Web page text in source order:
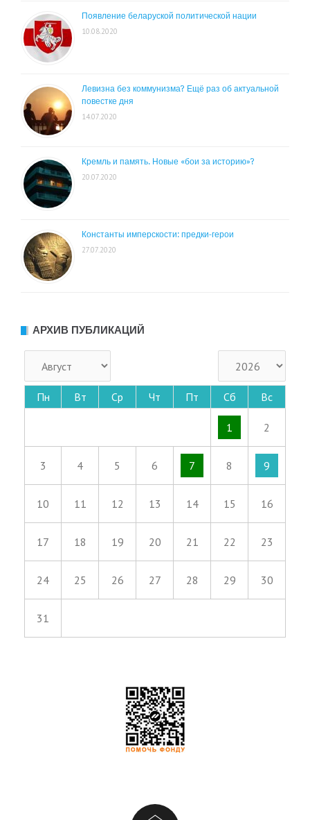
Появление беларуской политической нации
10.08.2020
Левизна без коммунизма? Ещё раз об актуальной
повестке дня
14.07.2020
Кремль и память. Новые «бои за историю»?
20.07.2020
Константы имперскости: предки-герои
27.07.2020
АРХИВ ПУБЛИКАЦИЙ
Пн Вт Ср Чт Пт Сб Вс
1 2
3 4 5 6 7 8 9
10 11 12 13 14 15 16
17 18 19 20 21 22 23
24 25 26 27 28 29 30
31